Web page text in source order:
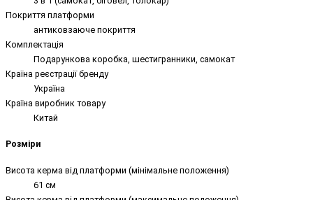
Покриття платформи
антиковзаюче покриття
Комплектація
Подарункова коробка, шестигранники, самокат
Країна реєстрації бренду
Україна
Країна виробник товару
Китай
Розміри
Висота керма від платформи (мінімальне положення)
61 см